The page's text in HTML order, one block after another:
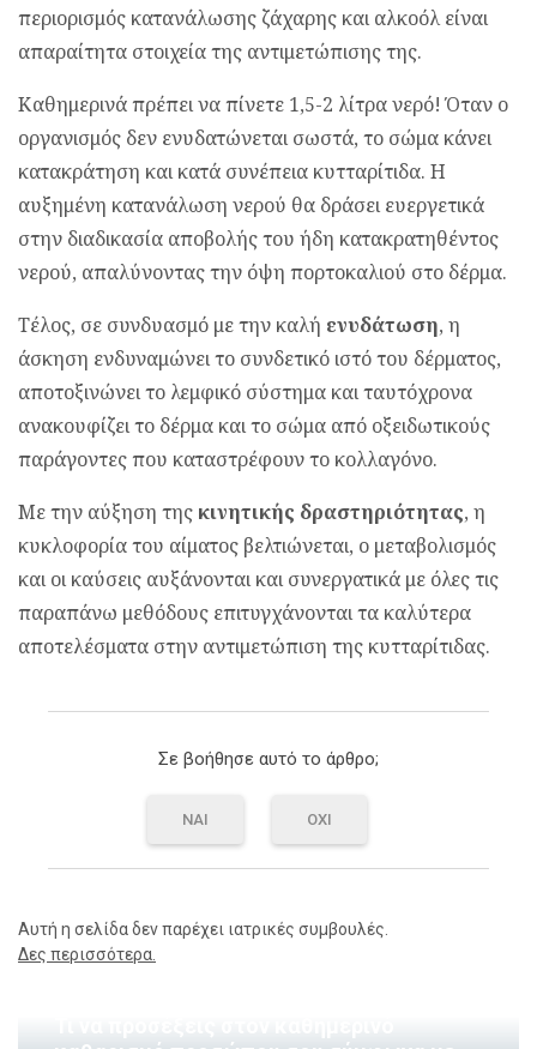
περιορισμός κατανάλωσης ζάχαρης και αλκοόλ είναι
απαραίτητα στοιχεία της αντιμετώπισης της.
Καθημερινά πρέπει να πίνετε 1,5-2 λίτρα νερό! Όταν ο
οργανισμός δεν ενυδατώνεται σωστά, το σώμα κάνει
κατακράτηση και κατά συνέπεια κυτταρίτιδα. Η
αυξημένη κατανάλωση νερού θα δράσει ευεργετικά
στην διαδικασία αποβολής του ήδη κατακρατηθέντος
νερού, απαλύνοντας την όψη πορτοκαλιού στο δέρμα.
Τέλος, σε συνδυασμό με την καλή ενυδάτωση, η
άσκηση ενδυναμώνει το συνδετικό ιστό του δέρματος,
αποτοξινώνει το λεμφικό σύστημα και ταυτόχρονα
ανακουφίζει το δέρμα και το σώμα από οξειδωτικούς
παράγοντες που καταστρέφουν το κολλαγόνο.
Με την αύξηση της κινητικής δραστηριότητας, η
κυκλοφορία του αίματος βελτιώνεται, ο μεταβολισμός
και οι καύσεις αυξάνονται και συνεργατικά με όλες τις
παραπάνω μεθόδους επιτυγχάνονται τα καλύτερα
αποτελέσματα στην αντιμετώπιση της κυτταρίτιδας.
Σε βοήθησε αυτό το άρθρο;
ΝΑΙ ΟΧΙ
Αυτή η σελίδα δεν παρέχει ιατρικές συμβουλές.
Δες περισσότερα.